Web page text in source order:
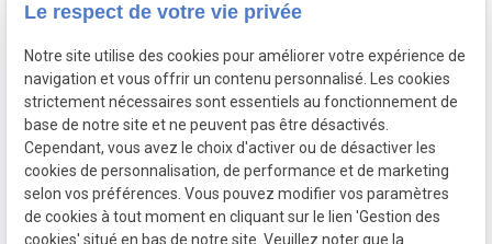
Adresse
48 Rue Claude Balbastre
34070 MONTPELLIER
Le respect de votre vie privée
Notre site utilise des cookies pour améliorer votre expérience de
navigation et vous offrir un contenu personnalisé. Les cookies
strictement nécessaires sont essentiels au fonctionnement de
base de notre site et ne peuvent pas être désactivés.
Cependant, vous avez le choix d'activer ou de désactiver les
cookies de personnalisation, de performance et de marketing
selon vos préférences. Vous pouvez modifier vos paramètres
de cookies à tout moment en cliquant sur le lien 'Gestion des
cookies' situé en bas de notre site. Veuillez noter que la